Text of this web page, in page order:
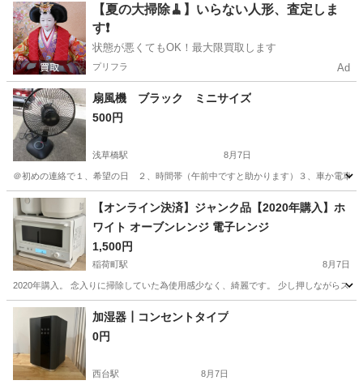
東京 足立区 北綾瀬駅 生活家電
【夏の大掃除🧹】いらない人形、査定しま
す❗️
状態が悪くてもOK！最大限買取します
プリフラ Ad
扇風機 ブラック ミニサイズ
500円
浅草橋駅 8月7日
＠初めの連絡で１、希望の日 ２、時間帯（午前中ですと助かります）３、車か電車
東京 台東区 浅草橋駅 季節、空調家電 個人
【オンライン決済】ジャンク品【2020年購入】ホ
ワイト オーブンレンジ 電子レンジ
1,500円
稲荷町駅 8月7日
2020年購入。 念入りに掃除していた為使用感少なく、綺麗です。 少し押しながらス
東京 台東区 稲荷町駅 キッチン家電
加湿器┃コンセントタイプ
0円
西台駅 8月7日